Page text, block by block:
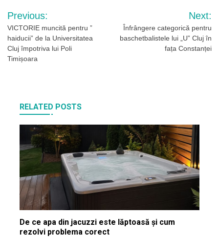
Navigare
în
articole
Previous:
VICTORIE muncită pentru ”
haiducii” de la Universitatea
Cluj împotriva lui Poli
Timișoara
Next:
Înfrângere categorică pentru
baschetbalistele lui „U” Cluj în
fața Constanței
RELATED POSTS
De ce apa din jacuzzi este lăptoasă și cum
rezolvi problema corect